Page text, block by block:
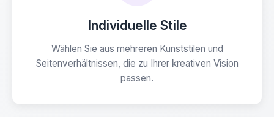
Individuelle Stile
Wählen Sie aus mehreren Kunststilen und
Seitenverhältnissen, die zu Ihrer kreativen Vision
passen.